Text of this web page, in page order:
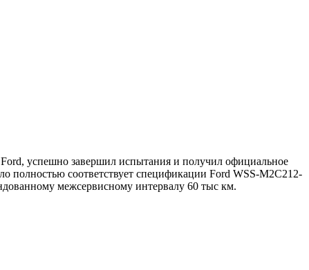
успешно завершил испытания и получил официальное
соответствует спецификации Ford WSS-M2C212-
межсервисному интервалу 60 тыс км.